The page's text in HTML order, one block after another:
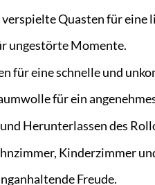
Quasten für eine
ungestörte Momente.
für eine schnelle und
für ein
Herunterlassen des
Kinderzimmer
Freude.